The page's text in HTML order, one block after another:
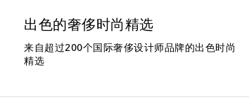
出色的奢侈时尚精选
来自超过200个国际奢侈设计师品牌的出色时尚
精选